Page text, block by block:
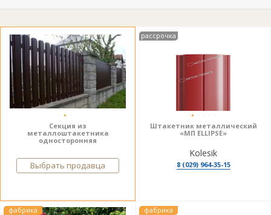
Секция из
металлоштакетника
односторонняя
Выбрать продавца
рассрочка
Штакетник металлический
«МП ELLIPSE»
Kolesik
8 (029) 964-35-15
фабрика фабрика